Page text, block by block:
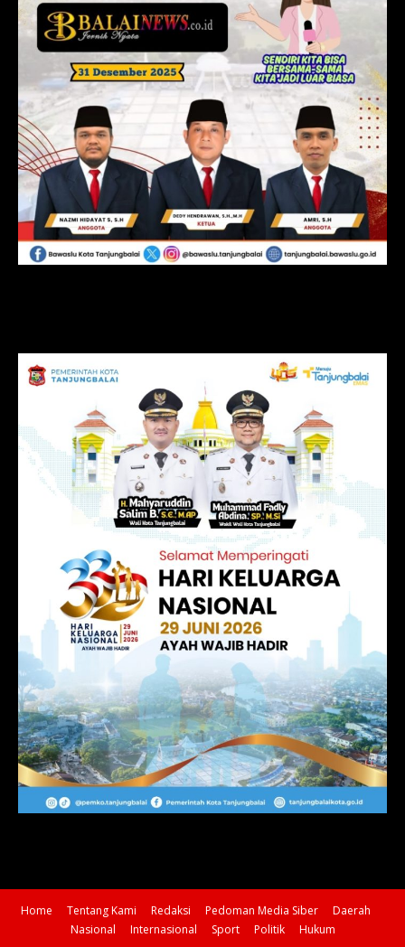
Home Tentang Kami Redaksi Pedoman Media Siber
Daerah
Nasional
Internasional Sport Politik Hukum